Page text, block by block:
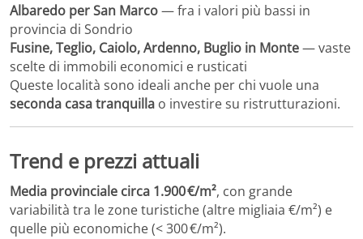
Albaredo per San Marco— fra i valori più bassi in
provincia di Sondrio
Fusine, Teglio, Caiolo, Ardenno, Buglio in Monte— vaste
scelte di immobili economici e rusticati
Queste località sono ideali anche per chi vuole una
seconda casa tranquilla o investire su ristrutturazioni.
Trend e prezzi attuali
Media provinciale circa 1.900 €/m², con grande
variabilità tra le zone turistiche (altre migliaia €/m²) e
quelle più economiche (< 300 €/m²).